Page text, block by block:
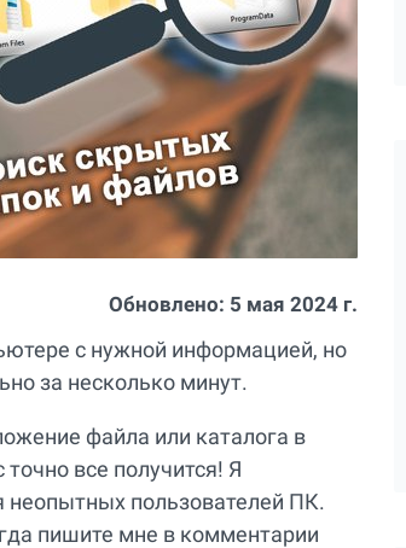
Обновлено: 5 мая 2024 г.
с нужной информацией, но
за несколько минут.
файла или каталога в
все получится! Я
неопытных пользователей ПК.
пишите мне в комментарии